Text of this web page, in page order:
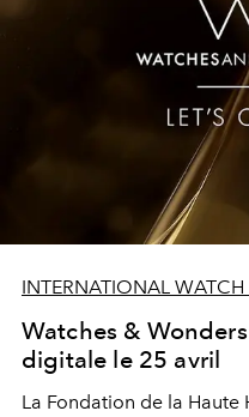
INTERNATIONAL WATCH
Watches &
digitale le 25 avril
La Fondation de la Haute